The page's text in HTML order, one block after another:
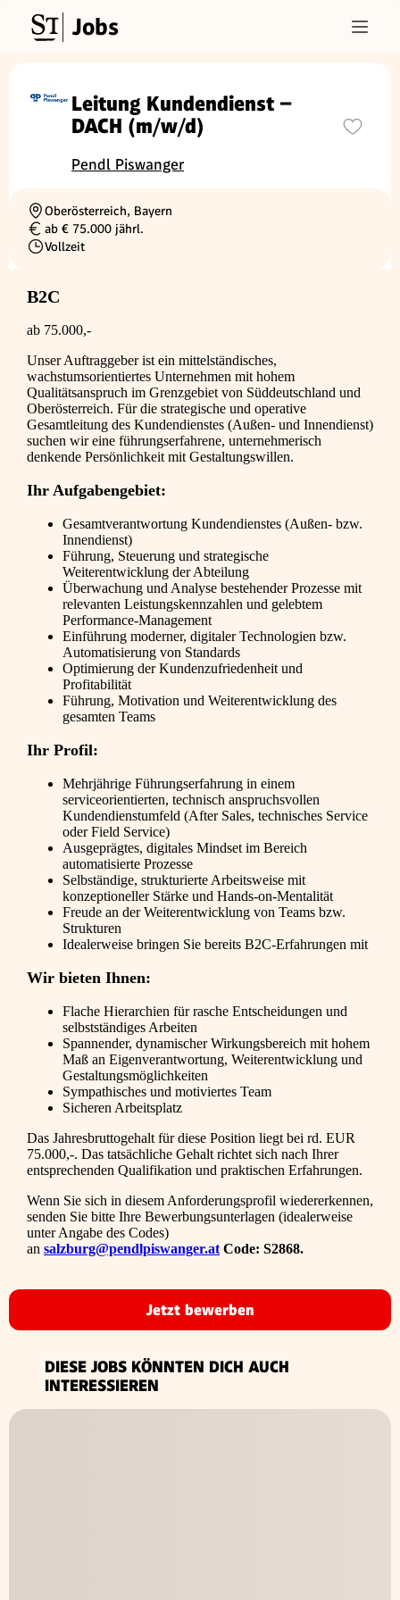
Jobs
Leitung Kundendienst –
DACH (m/w/d)
Pendl Piswanger
Ortschaft
Oberösterreich, Bayern
Gehalt
ab € 75.000 jährl.
Beschäftigungsart
Vollzeit
B2C
ab 75.000,-
Unser Auftraggeber ist ein mittelständisches,
wachstumsorientiertes Unternehmen mit hohem
Qualitätsanspruch im Grenzgebiet von Süddeutschland und
Oberösterreich. Für die strategische und operative
Gesamtleitung des Kundendienstes (Außen- und Innendienst)
suchen wir eine führungserfahrene, unternehmerisch
denkende Persönlichkeit mit Gestaltungswillen.
Ihr Aufgabengebiet:
Gesamtverantwortung Kundendienstes (Außen- bzw.
Innendienst)
Führung, Steuerung und strategische
Weiterentwicklung der Abteilung
Überwachung und Analyse bestehender Prozesse mit
relevanten Leistungskennzahlen und gelebtem
Performance-Management
Einführung moderner, digitaler Technologien bzw.
Automatisierung von Standards
Optimierung der Kundenzufriedenheit und
Profitabilität
Führung, Motivation und Weiterentwicklung des
gesamten Teams
Ihr Profil:
Mehrjährige Führungserfahrung in einem
serviceorientierten, technisch anspruchsvollen
Kundendienstumfeld (After Sales, technisches Service
oder Field Service)
Ausgeprägtes, digitales Mindset im Bereich
automatisierte Prozesse
Selbständige, strukturierte Arbeitsweise mit
konzeptioneller Stärke und Hands-on-Mentalität
Freude an der Weiterentwicklung von Teams bzw.
Strukturen
Idealerweise bringen Sie bereits B2C-Erfahrungen mit
Wir bieten Ihnen:
Flache Hierarchien für rasche Entscheidungen und
selbstständiges Arbeiten
Spannender, dynamischer Wirkungsbereich mit hohem
Maß an Eigenverantwortung, Weiterentwicklung und
Gestaltungsmöglichkeiten
Sympathisches und motiviertes Team
Sicheren Arbeitsplatz
Das Jahresbruttogehalt für diese Position liegt bei rd. EUR
75.000,-. Das tatsächliche Gehalt richtet sich nach Ihrer
entsprechenden Qualifikation und praktischen Erfahrungen.
Wenn Sie sich in diesem Anforderungsprofil wiedererkennen,
senden Sie bitte Ihre Bewerbungsunterlagen (idealerweise
unter Angabe des Codes)
an salzburg@pendlpiswanger.at Code: S2868.
Jetzt bewerben
DIESE JOBS KÖNNTEN DICH AUCH
INTERESSIEREN